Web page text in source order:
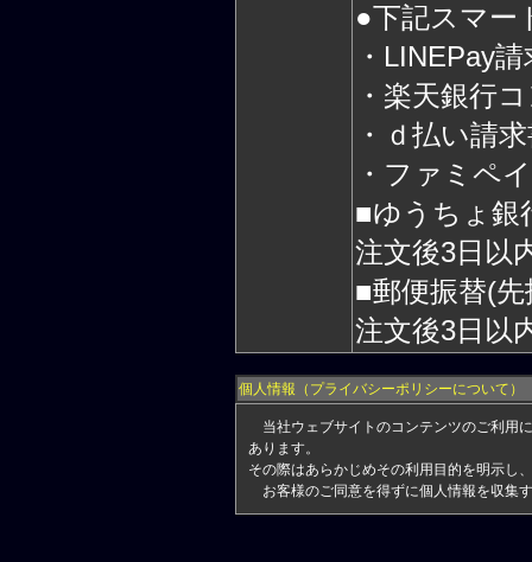
●下記スマー
・LINEPay
・楽天銀行
・ｄ払い請
・ファミペ
■ゆうちょ銀
注文後3日以
■郵便振替(
注文後3日以
個人情報（プライバシーポリシーについて）
当社ウェブサイトのコンテンツのご利用
あります。
その際はあらかじめその利用目的を明示し
お客様のご同意を得ずに個人情報を収集